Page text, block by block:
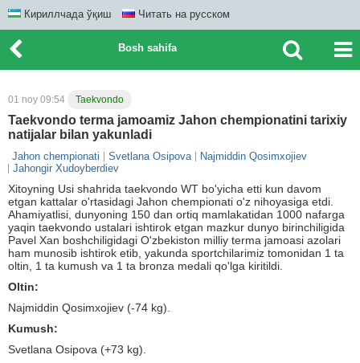
Кириллчада ўқиш Читать на русском
Bosh sahifa
01 noy 09:54 Taekvondo
Taekvondo terma jamoamiz Jahon chempionatini tarixiy
natijalar bilan yakunladi
Jahon chempionati Svetlana Osipova
Najmiddin Qosimxojiev
Jahongir Xudoyberdiev
Xitoyning Usi shahrida taekvondo WT bo'yicha etti kun davom
etgan kattalar o'rtasidagi Jahon chempionati o'z nihoyasiga etdi.
Ahamiyatlisi, dunyoning 150 dan ortiq mamlakatidan 1000 nafarga
yaqin taekvondo ustalari ishtirok etgan mazkur dunyo birinchiligida
Pavel Xan boshchiligidagi O'zbekiston milliy terma jamoasi azolari
ham munosib ishtirok etib, yakunda sportchilarimiz tomonidan 1 ta
oltin, 1 ta kumush va 1 ta bronza medali qo'lga kiritildi.
Oltin:
Najmiddin Qosimxojiev (-74 kg).
Kumush:
Svetlana Osipova (+73 kg).